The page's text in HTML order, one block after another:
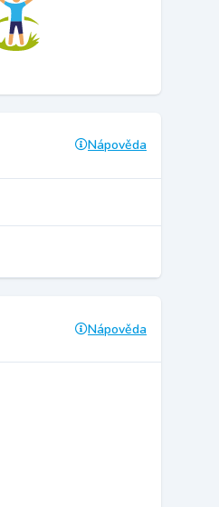
Nápověda
Nápověda